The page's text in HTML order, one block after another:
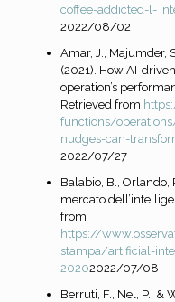
coffee-addicted-l-
2022/08/02
Amar, J., Majumder,
(2021). How AI-
operation’s
Retrieved from
functions/
nudges-can-
2022/07/27
Balabio, B., Orlando,
mercato
from
https://
stampa/artificial-
20202022/07/08
Berruti, F., Nel, P., &